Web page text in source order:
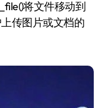
将文件移动到
传图片或文档的